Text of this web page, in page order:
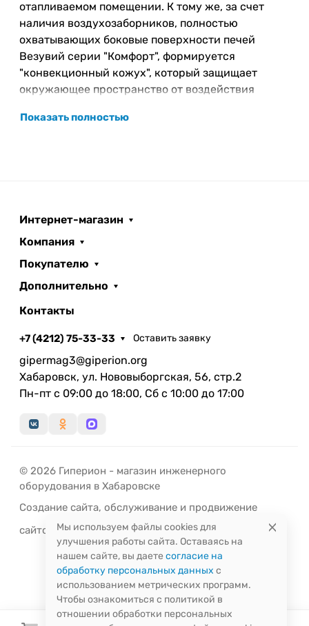
отапливаемом помещении. К тому же, за счет
наличия воздухозаборников, полностью
охватывающих боковые поверхности печей
Везувий серии "Комфорт", формируется
"конвекционный кожух", который защищает
окружающее пространство от воздействия
или приоткрывая для усиления. Таким образом, в
печах серии "Комфорт" реализован режим
часов на одной закладке топлива.
Одновременно с обогревом помещения, печь
использовать для приготовления пищи. Для этого
печь оснащена варочной поверхностью с
конфоркой.
из жаропрочного чугуна. Это выгодно отличает
температур и перестают равномерно прилегать к
топочному проему, тем самым нарушая
герметичность.
Печи Везувий серии "Комфорт" можно
разместить даже в небольшом по площади
помещении за счет верхнего подключения
дымохода, диаметр которого составляет 115 мм,
существенно экономится пространство,
необходимое для установки и эксплуатации
Показать полностью
Интернет-магазин
Компания
Покупателю
Дополнительно
Контакты
+7 (4212) 75-33-33 Оставить заявку
gipermag3@giperion.org
Хабаровск, ул. Нововыборгская, 56, стр.2
Пн-пт с 09:00 до 18:00, Сб с 10:00 до 17:00
© 2026 Гиперион - магазин инженерного
оборудования в Хабаровске
Создание сайта, обслуживание и продвижение
сайтов
-РЭДЛАЙН
Мы используем файлы cookies для
улучшения работы сайта. Оставаясь на
нашем сайте, вы даете согласие на
обработку персональных данных с
использованием метрических программ.
Чтобы ознакомиться с политикой в
отношении обработки персональных